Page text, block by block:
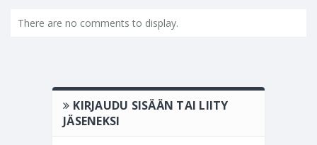
There are no comments to display.
KIRJAUDU SISÄÄN TAI LIITY
JÄSENEKSI